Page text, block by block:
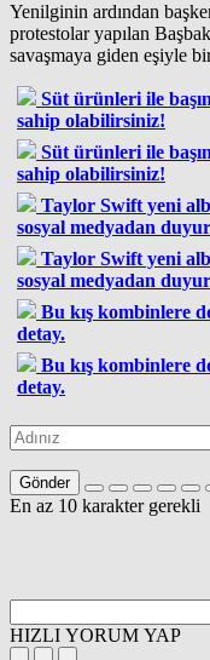
Yenilginin ardından
protestolar yapılan
savaşmaya giden eşiyle
Süt ürünleri ile
sahip olabilirsiniz!
Süt ürünleri ile
sahip olabilirsiniz!
Taylor Swift yeni
sosyal medyadan
Taylor Swift yeni
sosyal medyadan
Bu kış kombinlere
detay.
Bu kış kombinlere
detay.
Gönder
En az 10 karakter gerekli
HIZLI YORUM YAP